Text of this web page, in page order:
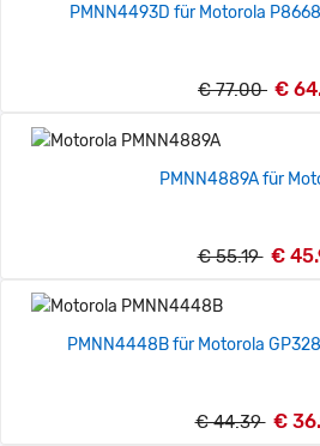
PMNN4493D für Motorola
€ 77.00 €
PMNN4889A für
€ 55.19 €
PMNN4448B für Motorola
€ 44.39 €